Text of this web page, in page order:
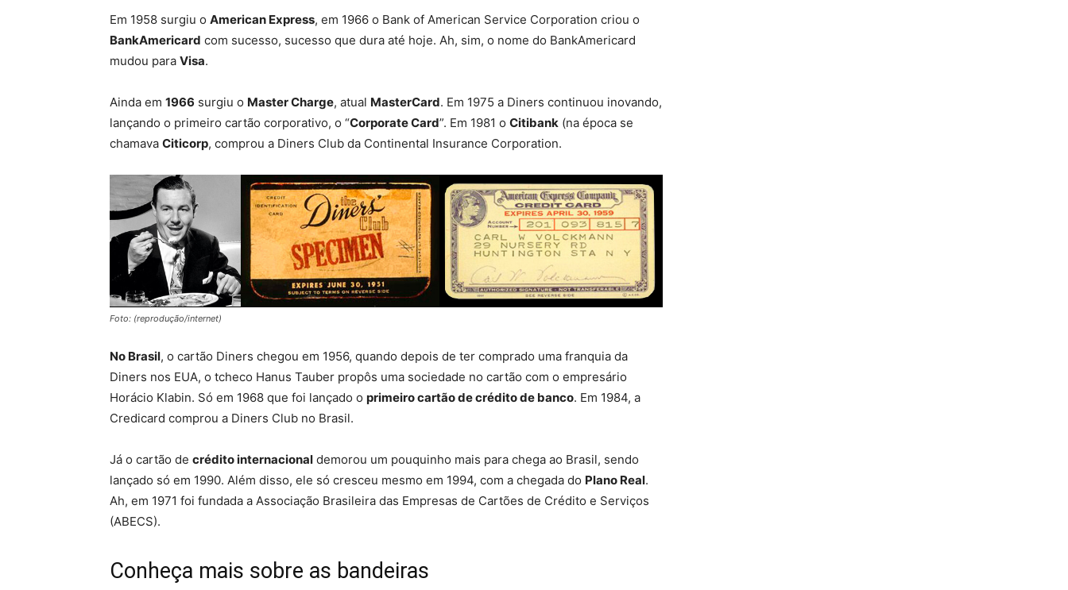
Em 1958 surgiu o American Express, em 1966 o Bank of American Service Corporation criou o
BankAmericard com sucesso, sucesso que dura até hoje. Ah, sim, o nome do BankAmericard
mudou para Visa.
Ainda em 1966 surgiu o Master Charge, atual MasterCard. Em 1975 a Diners continuou inovando,
lançando o primeiro cartão corporativo, o “Corporate Card”. Em 1981 o Citibank (na época se
chamava Citicorp, comprou a Diners Club da Continental Insurance Corporation.
Foto: (reprodução/internet)
No Brasil, o cartão Diners chegou em 1956, quando depois de ter comprado uma franquia da
Diners nos EUA, o tcheco Hanus Tauber propôs uma sociedade no cartão com o empresário
Horácio Klabin. Só em 1968 que foi lançado o primeiro cartão de crédito de banco. Em 1984, a
Credicard comprou a Diners Club no Brasil.
Já o cartão de crédito internacional demorou um pouquinho mais para chega ao Brasil, sendo
lançado só em 1990. Além disso, ele só cresceu mesmo em 1994, com a chegada do Plano Real.
Ah, em 1971 foi fundada a Associação Brasileira das Empresas de Cartões de Crédito e Serviços
(ABECS).
Conheça mais sobre as bandeiras